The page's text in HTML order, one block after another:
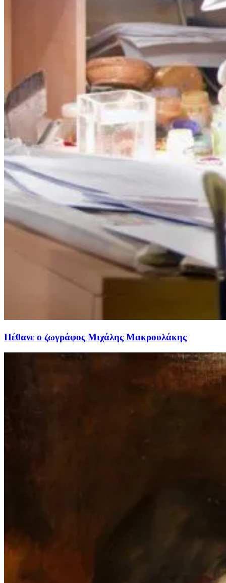
Πέθανε ο ζωγράφος Μιχάλης Μακρουλάκης